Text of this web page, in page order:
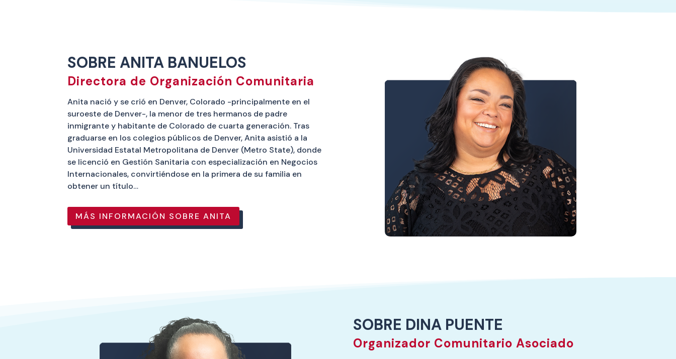
SOBRE ANITA BANUELOS
Directora de Organización Comunitaria
Anita nació y se crió en Denver, Colorado -principalmente en el
suroeste de Denver-, la menor de tres hermanos de padre
inmigrante y habitante de Colorado de cuarta generación. Tras
graduarse en los colegios públicos de Denver, Anita asistió a la
Universidad Estatal Metropolitana de Denver (Metro State), donde
se licenció en Gestión Sanitaria con especialización en Negocios
Internacionales, convirtiéndose en la primera de su familia en
obtener un título…
MÁS INFORMACIÓN SOBRE ANITA
SOBRE DINA PUENTE
Organizador Comunitario Asociado